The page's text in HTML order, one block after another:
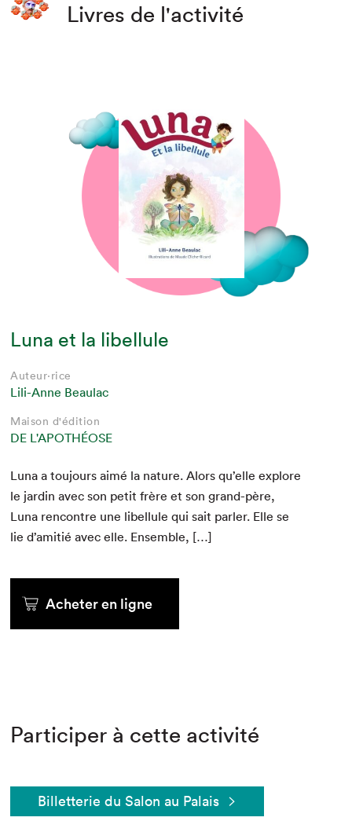
Livres de l'activité
Luna et la libellule
Auteur·rice
Lili-Anne Beaulac
Maison d'édition
DE L'APOTHÉOSE
Luna a tou­jours aimé la nature. Alors qu’elle explore
le jardin avec son petit frère et son grand-père,
Luna ren­con­tre une libel­lule qui sait par­ler. Elle se
lie d’amitié avec elle. Ensemble, […]
Acheter en ligne
Participer à cette activité
Billetterie du Salon au Palais